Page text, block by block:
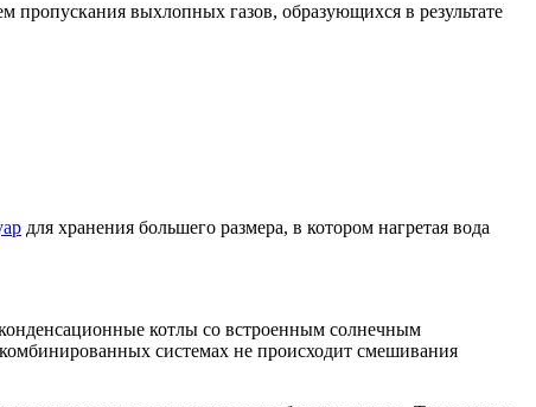
пропускания выхлопных газов, образующихся в результате
для хранения большего размера, в котором нагретая вода
котлы со встроенным солнечным
системах не происходит смешивания